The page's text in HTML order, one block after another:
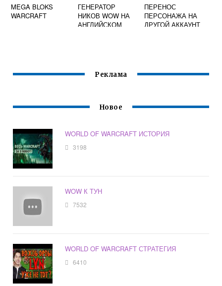
MEGA BLOKS
WARCRAFT
ГЕНЕРАТОР
НИКОВ WOW НА
АНГЛИЙСКОМ
ПЕРЕНОС
ПЕРСОНАЖА НА
ДРУГОЙ АККАУНТ
Реклама
Новое
WORLD OF WARCRAFT ИСТОРИЯ
3198
WOW К ТУН
7532
WORLD OF WARCRAFT СТРАТЕГИЯ
6410